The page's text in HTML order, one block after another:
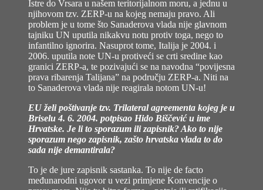
Istre do Vrsara u našem teritorijalnom moru, a jednu u
njihovom tzv. ZERP-u na kojeg nemaju pravo. Ali
problem je u tome što Sanaderova vlada nije glavnom
tajniku UN uputila nikakvu notu protiv toga, nego to
infantilno ignorira. Nasuprot tome, Italija je 2004. i
2006. uputila note UN-u protiveći se crti sredine kao
granici ZERP-a, te pozivajući se na navodna “povijesna
prava ribarenja Talijana” na području ZERP-a. Niti na
to Sanaderova vlada nije reagirala notom UN-u!
EU želi poštivanje tzv. Trilateral agreementa kojeg je u
Briselu 4. 6. 2004. potpisao Hido Biščević u ime
Hrvatske. Je li to sporazum ili zapisnik? Ako to nije
sporazum nego zapisnik, zašto hrvatska vlada to do
sada nije demantirala?
To je de jure zapisnik sastanka. To nije de facto
međunarodni ugovor u vezi primjene Konvencije o